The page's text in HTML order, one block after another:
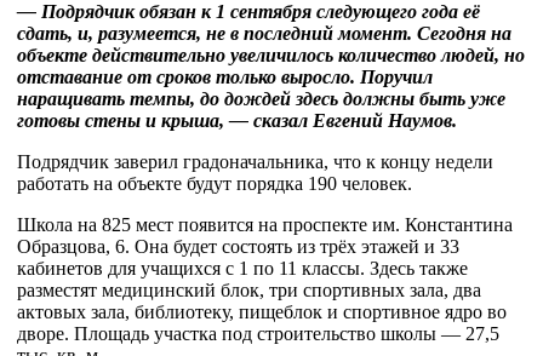
— Подрядчик обязан к 1 сентября следующего года её
сдать, и, разумеется, не в последний момент. Сегодня на
объекте действительно увеличилось количество людей, но
отставание от сроков только выросло. Поручил
наращивать темпы, до дождей здесь должны быть уже
готовы стены и крыша, — сказал Евгений Наумов.
Подрядчик заверил градоначальника, что к концу недели
работать на объекте будут порядка 190 человек.
Школа на 825 мест появится на проспекте им. Константина
Образцова, 6. Она будет состоять из трёх этажей и 33
кабинетов для учащихся с 1 по 11 классы. Здесь также
разместят медицинский блок, три спортивных зала, два
актовых зала, библиотеку, пищеблок и спортивное ядро во
дворе. Площадь участка под строительство школы — 27,5